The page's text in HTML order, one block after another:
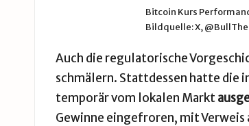
Bitcoin Kurs
Bildquelle: X,
Auch die regulatorische
schmälern. Stattdessen hatte die
temporär vom lokalen Markt
Gewinne eingefroren, mit